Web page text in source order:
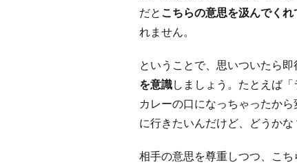
だと こちらの意思を汲んでく
れません。
ということで、思いついたら即
を意識しましょう。たとえば
カレーの口になっちゃったか
に行きたいんだけど、どうかな
相手の意思を尊重しつつ、こ